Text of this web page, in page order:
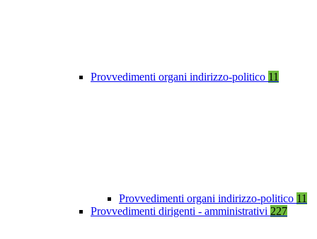
Provvedimenti organi indirizzo-politico 11
Provvedimenti organi indirizzo-politico 11
Provvedimenti dirigenti - amministrativi 227